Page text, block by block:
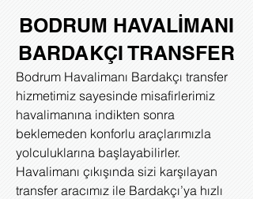
BODRUM HAVALİMANI
BARDAKÇI TRANSFER
Bodrum Havalimanı Bardakçı transfer
hizmetimiz sayesinde misafirlerimiz
havalimanına indikten sonra
beklemeden konforlu araçlarımızla
yolculuklarına başlayabilirler.
Havalimanı çıkışında sizi karşılayan
transfer aracımız ile Bardakçı’ya hızlı